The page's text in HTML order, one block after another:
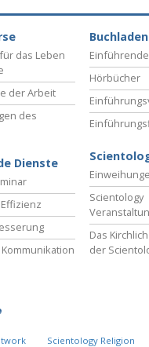
das Leben
der Arbeit
des
Dienste
Buchladen
Hörbücher
Scientology
Das
der
Scientology Religion